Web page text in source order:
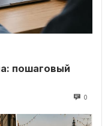
пошаговый
0